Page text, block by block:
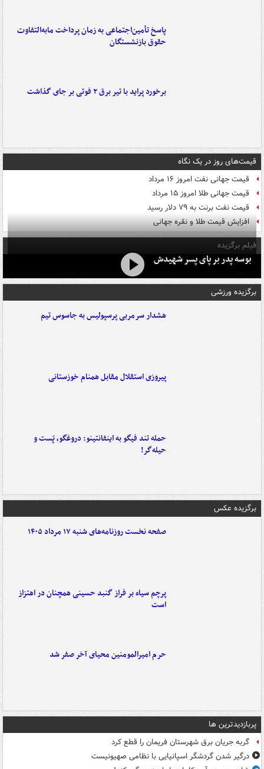
پاسخ تأمین‌اجتماعی به زمان پرداخت مابه‌التفاوت
حقوق بازنشستگان
برخورد پراید با تیر برق ۲ فوتی بر جای گذاشت
قیمت‌های روز در یک نگاه
قیمت جهانی نفت امروز ۱۶ مرداد
قیمت جهانی طلا امروز ۱۵ مرداد
قیمت نفت برنت به ۷۹ دلار رسید
افزایش قیمت طلا و نقره جهانی
فیلم برگزیده
بوسه‌ پدر بر پای پسر شهیدش
برگزیده ورزشی
هشدار سرمربی پرسپولیس به جاسوس تیم
پیروزی استقلال مقابل همنام خوزستانی
حمله تند فیگو به اینفانتینو: دروغگو، پَست‌ و
حیله‌گر!
برگزیده عکس
صفحه نخست روزنامه‌های شنبه ۱۷ مرداد ۱۴۰۵
پرچم سیاه بر فراز گنبد حسینی همچنان در اهتزاز
است
حرم امیرالمومنین محیای آخر صفر شد
پربازدیدترین ها
گربه جریان برق شهرستان فریمان را قطع کرد
درگیر شدن گردشگر اسپانیایی با نظامی صهیونیست